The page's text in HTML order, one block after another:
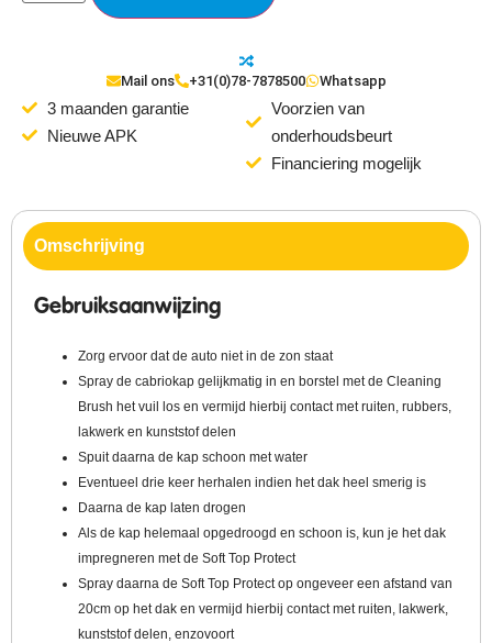
Mail ons +31(0)78-7878500 Whatsapp
3 maanden garantie
Nieuwe APK
Voorzien van
onderhoudsbeurt
Financiering mogelijk
Omschrijving
Gebruiksaanwijzing
Zorg ervoor dat de auto niet in de zon staat
Spray de cabriokap gelijkmatig in en borstel met de Cleaning
Brush het vuil los en vermijd hierbij contact met ruiten, rubbers,
lakwerk en kunststof delen
Spuit daarna de kap schoon met water
Eventueel drie keer herhalen indien het dak heel smerig is
Daarna de kap laten drogen
Als de kap helemaal opgedroogd en schoon is, kun je het dak
impregneren met de Soft Top Protect
Spray daarna de Soft Top Protect op ongeveer een afstand van
20cm op het dak en vermijd hierbij contact met ruiten, lakwerk,
kunststof delen, enzovoort